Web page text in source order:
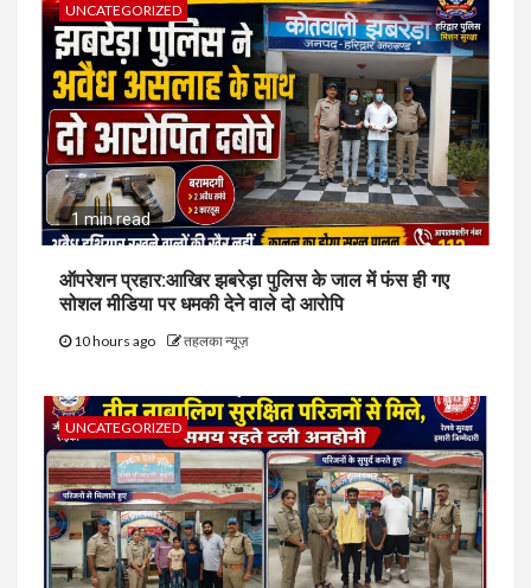
UNCATEGORIZED
1 min read
ऑपरेशन प्रहार:आखिर झबरेड़ा पुलिस के जाल में फंस ही गए
सोशल मीडिया पर धमकी देने वाले दो आरोपि
10 hours ago तहलका न्यूज़
UNCATEGORIZED